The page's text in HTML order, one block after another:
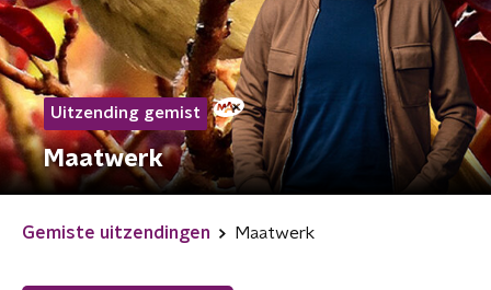
Uitzending gemist
Maatwerk
Gemiste uitzendingen Maatwerk